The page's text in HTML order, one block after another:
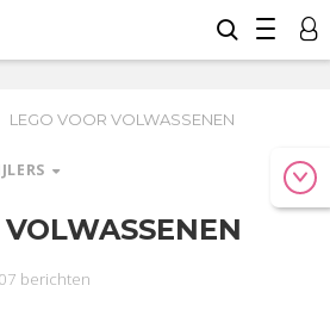
LEGO VOOR VOLWASSENEN
Studie Geld & Recht
berichten